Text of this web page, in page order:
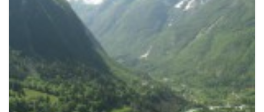
n